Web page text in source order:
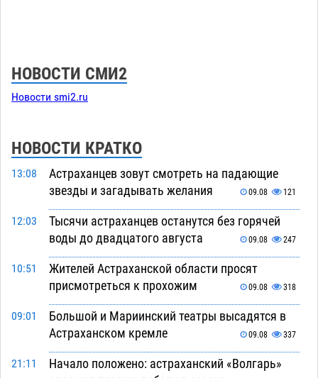
НОВОСТИ СМИ2
Новости smi2.ru
НОВОСТИ КРАТКО
13:08
Астраханцев зовут смотреть на падающие
звезды и загадывать желания
09.08 121
12:03
Тысячи астраханцев останутся без горячей
воды до двадцатого августа
09.08 247
10:51
Жителей Астраханской области просят
присмотреться к прохожим
09.08 318
09:01
Большой и Мариинский театры высадятся в
Астраханском кремле
09.08 337
21:11
Начало положено: астраханский «Волгарь»